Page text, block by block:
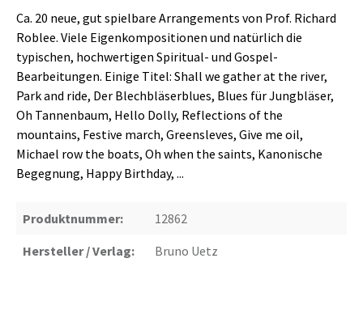
Ca. 20 neue, gut spielbare Arrangements von Prof. Richard
Roblee. Viele Eigenkompositionen und natürlich die
typischen, hochwertigen Spiritual- und Gospel-
Bearbeitungen. Einige Titel: Shall we gather at the river,
Park and ride, Der Blechbläserblues, Blues für Jungbläser,
Oh Tannenbaum, Hello Dolly, Reflections of the
mountains, Festive march, Greensleves, Give me oil,
Michael row the boats, Oh when the saints, Kanonische
Begegnung, Happy Birthday, ...
Produktnummer:
12862
Hersteller / Verlag:
Bruno Uetz